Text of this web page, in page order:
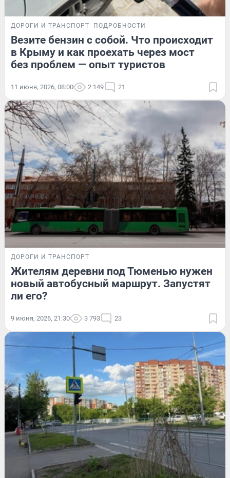
ДОРОГИ И ТРАНСПОРТ ПОДРОБНОСТИ
Везите бензин с собой. Что происходит
в Крыму и как проехать через мост
без проблем — опыт туристов
11 июня, 2026, 08:00 2 149 21
ДОРОГИ И ТРАНСПОРТ
Жителям деревни под Тюменью нужен
новый автобусный маршрут. Запустят
ли его?
9 июня, 2026, 21:30 3 793 23